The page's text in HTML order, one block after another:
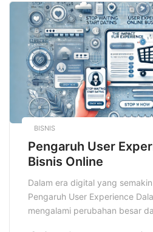
untuk mengelola,
pembelajaran secara efisien.
kemudahan yang diberikan
BISNIS
Pengaruh User
Bisnis Online
Dalam era digital yang
Pengaruh User Experience
mengalami perubahan besar